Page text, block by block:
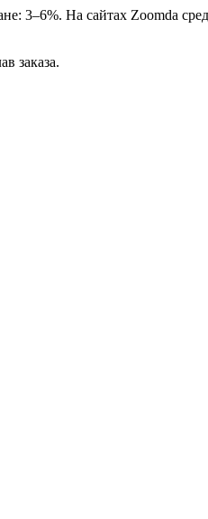
3–6%. На сайтах Zoomda
заказа.